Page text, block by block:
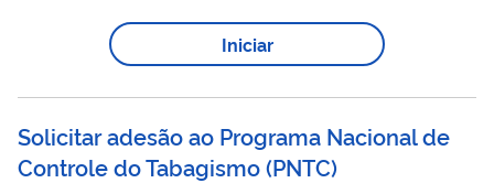
repasses financeiros diretos entre os participantes, mas
estabelece compromissos de execução do programa. No
de cada parte, como registrar...
Iniciar
Solicitar adesão ao Programa Nacional de
Controle do Tabagismo(PNTC)